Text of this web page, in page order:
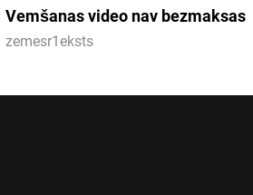
Vemšanas video nav bezmaksas
zemesr1eksts